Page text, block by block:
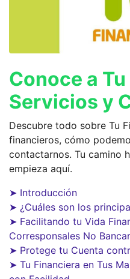
Conoce a
Servicios y
Descubre todo sobre Tu
financieros, cómo
contactarnos. Tu camino
empieza aquí.
➤ Introducción
➤ ¿Cuáles son los
➤ Facilitando tu Vida
Corresponsales No
➤ Protege tu Cuenta
➤ Tu Financiera en Tus